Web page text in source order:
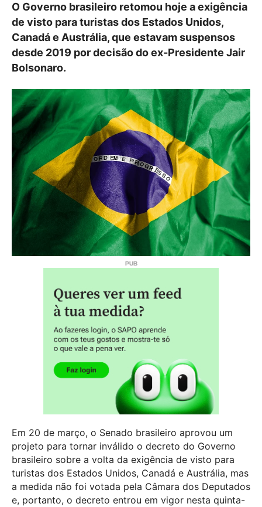
O Governo brasileiro retomou hoje a exigência
de visto para turistas dos Estados Unidos,
Canadá e Austrália, que estavam suspensos
desde 2019 por decisão do ex-Presidente Jair
Bolsonaro.
Em 20 de março, o Senado brasileiro aprovou um
projeto para tornar inválido o decreto do Governo
brasileiro sobre a volta da exigência de visto para
turistas dos Estados Unidos, Canadá e Austrália, mas
a medida não foi votada pela Câmara dos Deputados
e, portanto, o decreto entrou em vigor nesta quinta-